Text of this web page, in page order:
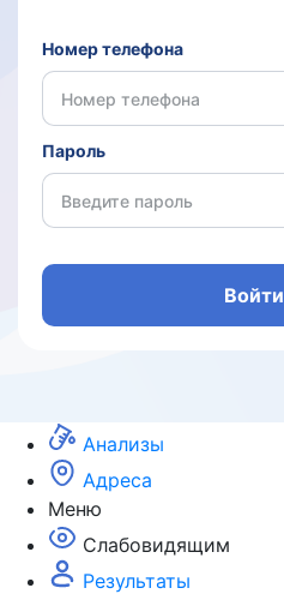
Номер телефона
Пароль
Войти
Анализы
Адреса
Меню
Слабовидящим
Результаты